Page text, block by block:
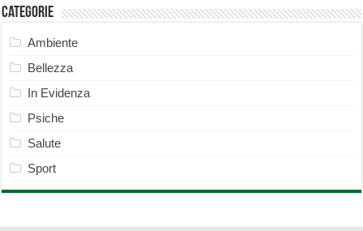
Categorie
Ambiente
Bellezza
In Evidenza
Psiche
Salute
Sport